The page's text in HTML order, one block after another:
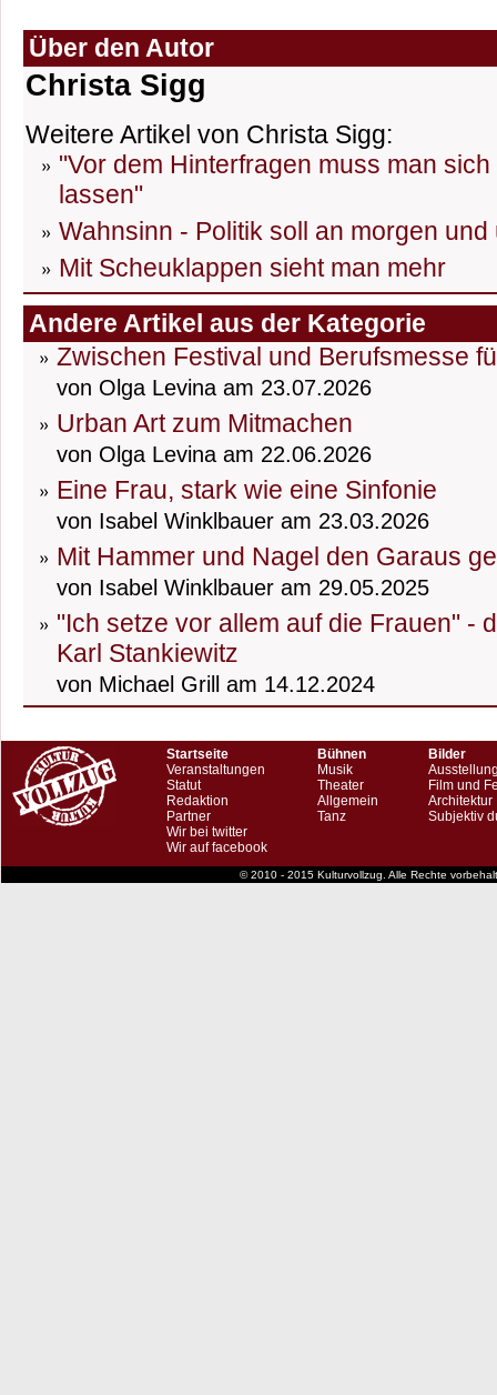
Über den Autor
Christa Sigg
Weitere Artikel von Christa Sigg:
"Vor dem Hinterfragen muss man
lassen"
Wahnsinn - Politik soll an morgen
Mit Scheuklappen sieht man mehr
Andere Artikel aus der Kategorie
Zwischen Festival und Berufsmesse
von Olga Levina am 23.07.2026
Urban Art zum Mitmachen
von Olga Levina am 22.06.2026
Eine Frau, stark wie eine Sinfonie
von Isabel Winklbauer am 23.03.2026
Mit Hammer und Nagel den Garaus
von Isabel Winklbauer am 29.05.2025
"Ich setze vor allem auf die Frauen" -
Karl Stankiewitz
von Michael Grill am 14.12.2024
Startseite
Veranstaltungen
Statut
Redaktion
Partner
Wir bei twitter
Wir auf facebook
Bühnen
Musik
Theater
Allgemein
Tanz
Bilder
Film und
Architektur
Subjektiv
© 2010 - 2015 Kulturvollzug. Alle Rechte